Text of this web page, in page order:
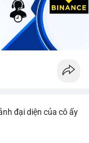
sát điểm đến của
nạp lên sàn
giá và cân
tiền chuyển vào ví
đại diện của cô ấy